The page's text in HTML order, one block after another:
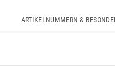
ARTIKELNUMMERN &